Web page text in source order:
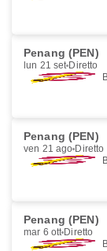
Penang (PEN)
lun 21 set Diretto
Penang (PEN)
ven 21 ago Diretto
Penang (PEN)
mar 6 ott Diretto